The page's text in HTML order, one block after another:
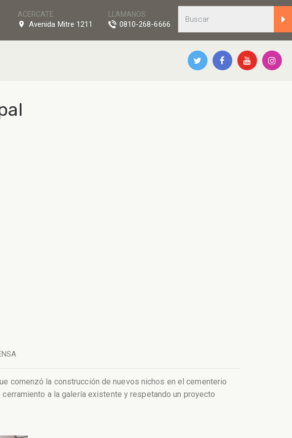
LLAMANOS
0810-268-6666
ACERCATE
Avenida Mitre 1211
comenzó la construcción de nuevos nichos en el cementerio
a la galería existente y respetando un proyecto